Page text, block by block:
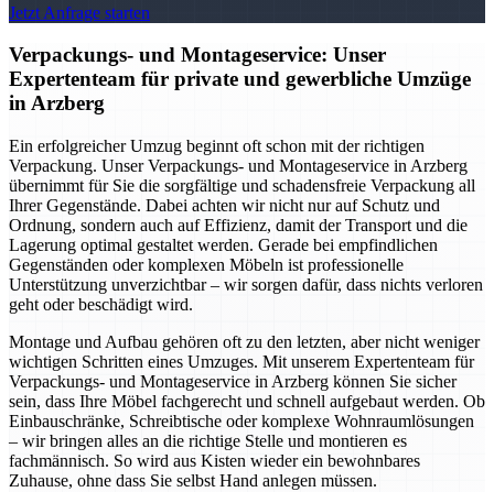
Jetzt Anfrage starten
Verpackungs- und Montageservice: Unser
Expertenteam für private und gewerbliche Umzüge
in Arzberg
Ein erfolgreicher Umzug beginnt oft schon mit der richtigen
Verpackung. Unser Verpackungs- und Montageservice in Arzberg
übernimmt für Sie die sorgfältige und schadensfreie Verpackung all
Ihrer Gegenstände. Dabei achten wir nicht nur auf Schutz und
Ordnung, sondern auch auf Effizienz, damit der Transport und die
Lagerung optimal gestaltet werden. Gerade bei empfindlichen
Gegenständen oder komplexen Möbeln ist professionelle
Unterstützung unverzichtbar – wir sorgen dafür, dass nichts verloren
geht oder beschädigt wird.
Montage und Aufbau gehören oft zu den letzten, aber nicht weniger
wichtigen Schritten eines Umzuges. Mit unserem Expertenteam für
Verpackungs- und Montageservice in Arzberg können Sie sicher
sein, dass Ihre Möbel fachgerecht und schnell aufgebaut werden. Ob
Einbauschränke, Schreibtische oder komplexe Wohnraumlösungen
– wir bringen alles an die richtige Stelle und montieren es
fachmännisch. So wird aus Kisten wieder ein bewohnbares
Zuhause, ohne dass Sie selbst Hand anlegen müssen.